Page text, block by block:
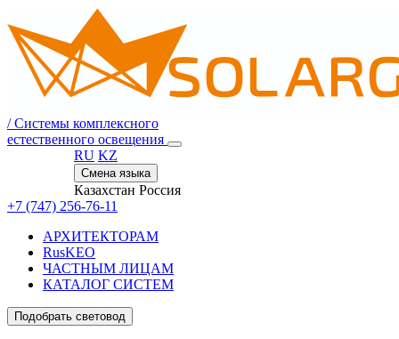
/ Системы комплексного
естественного освещения
RU KZ
Смена языка
Казахстан Россия
+7 (747) 256-76-11
АРХИТЕКТОРАМ
RusKEO
ЧАСТНЫМ ЛИЦАМ
КАТАЛОГ СИСТЕМ
Подобрать световод